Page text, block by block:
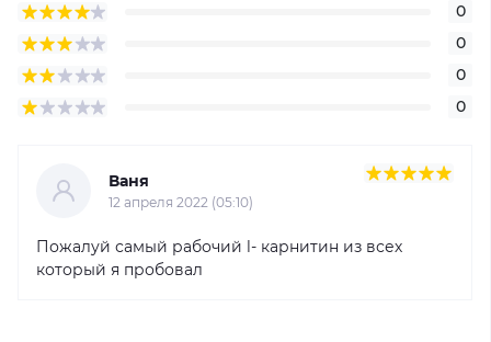
0
0
0
0
Ваня
12 апреля 2022 (05:10)
Пожалуй самый рабочий l- карнитин из всех
который я пробовал